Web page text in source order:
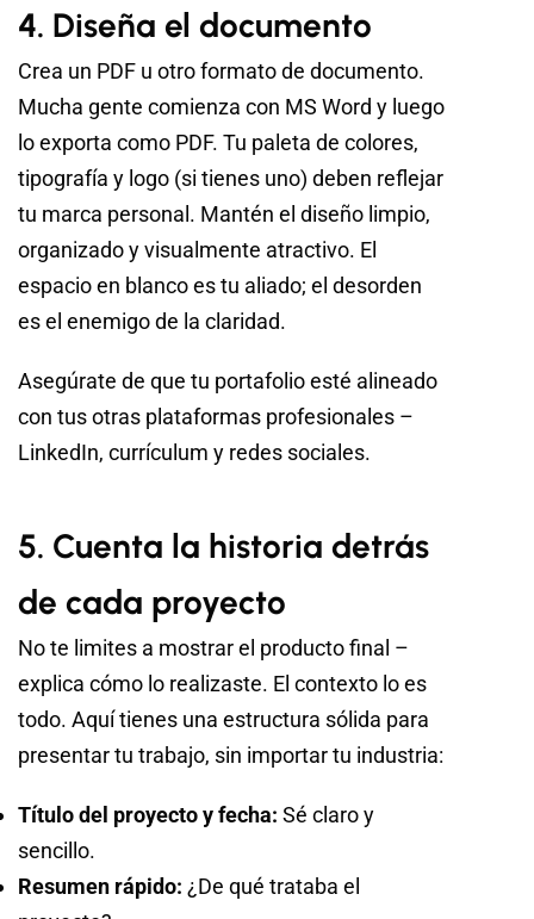
4. Diseña el documento
Crea un PDF u otro formato de documento.
Mucha gente comienza con MS Word y luego
lo exporta como PDF. Tu paleta de colores,
tipografía y logo (si tienes uno) deben reflejar
tu marca personal. Mantén el diseño limpio,
organizado y visualmente atractivo. El
espacio en blanco es tu aliado; el desorden
es el enemigo de la claridad.
Asegúrate de que tu portafolio esté alineado
con tus otras plataformas profesionales –
LinkedIn, currículum y redes sociales.
5. Cuenta la historia detrás
de cada proyecto
No te limites a mostrar el producto final –
explica cómo lo realizaste. El contexto lo es
todo. Aquí tienes una estructura sólida para
presentar tu trabajo, sin importar tu industria:
Título del proyecto y fecha: Sé claro y
sencillo.
Resumen rápido: ¿De qué trataba el